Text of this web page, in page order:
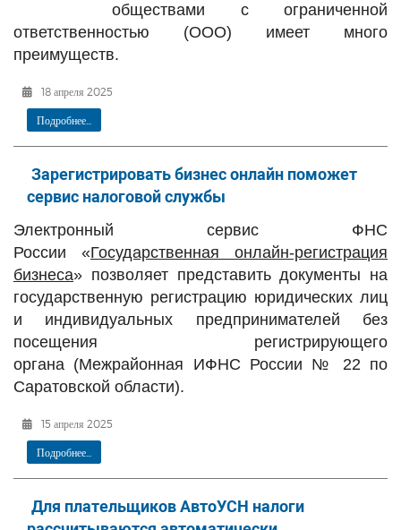
обществами с ограниченной
ответственностью (ООО) имеет много
преимуществ.
18 апреля 2025
Подробнее...
Зарегистрировать бизнес онлайн поможет
сервис налоговой службы
Электронный сервис ФНС
России «Государственная онлайн-регистрация
бизнеса» позволяет представить документы на
государственную регистрацию юридических лиц
и индивидуальных предпринимателей без
посещения регистрирующего
органа (Межрайонная ИФНС России № 22 по
Саратовской области).
15 апреля 2025
Подробнее...
Для плательщиков АвтоУСН налоги